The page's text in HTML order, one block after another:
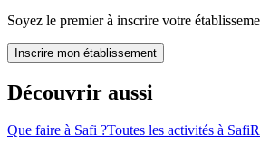
Soyez le premier à inscrire votre
Inscrire mon établissement
Découvrir aussi
Que faire à Safi ?Toutes les activités à Safi